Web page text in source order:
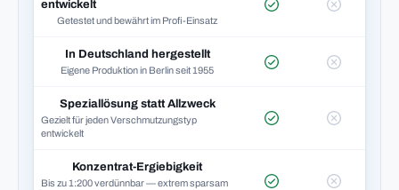
entwickelt
Getestet und bewährt im Profi-Einsatz
In Deutschland hergestellt
Eigene Produktion in Berlin seit 1955
Speziallösung statt Allzweck
Gezielt für jeden Verschmutzungstyp
entwickelt
Konzentrat-Ergiebigkeit
Bis zu 1:200 verdünnbar — extrem sparsam